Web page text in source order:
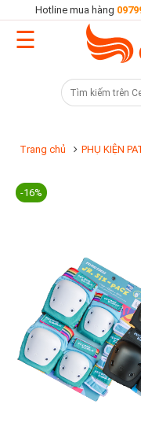
Trang
Khuyến
mại
Tuyển
Hotline mua hàng
☰
Trang chủ PHỤ KIỆN
-16%